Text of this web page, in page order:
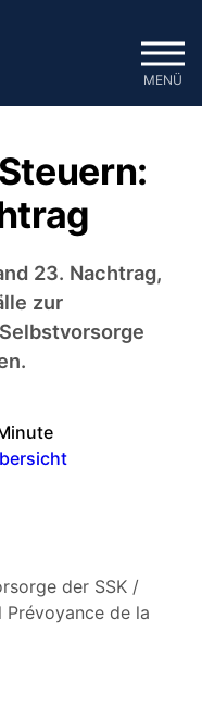
MENÜ
23. Nachtrag,
zur
der SSK /
de la